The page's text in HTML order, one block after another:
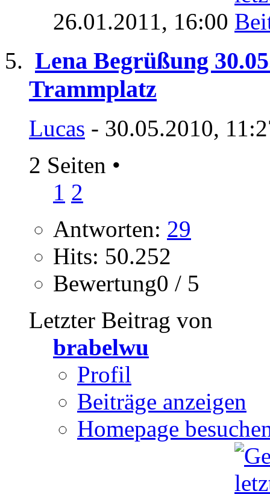
26.01.2011, 16:00
Lena Begrüßung
Trammplatz
Lucas - 30.05.2010,
2 Seiten •
1 2
Antworten: 29
Hits: 50.252
Bewertung0 / 5
Letzter Beitrag von
brabelwu
Profil
Beiträge anzeigen
Homepage